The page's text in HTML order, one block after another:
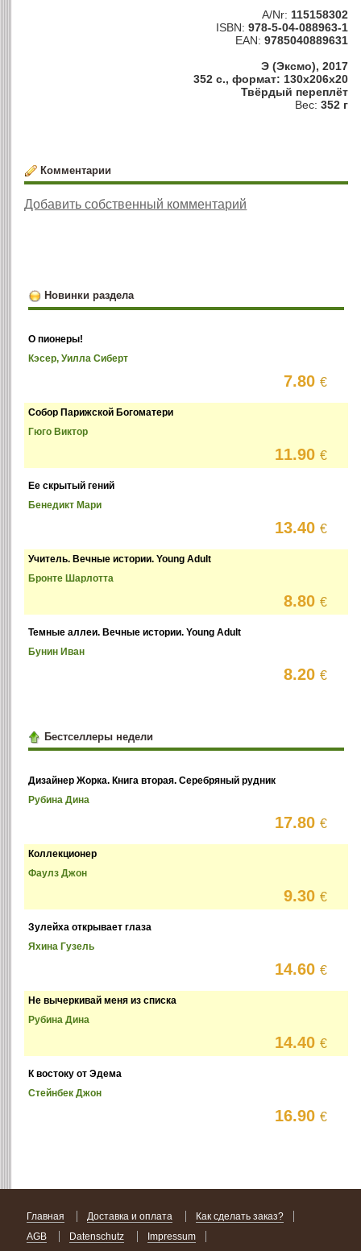
A/Nr: 115158302
ISBN: 978-5-04-088963-1
EAN: 9785040889631
Э (Эксмо), 2017
352 с., формат: 130x206x20
Твёрдый переплёт
Вес: 352 г
Комментарии
Добавить собственный комментарий
Новинки раздела
О пионеры!
Кэсер, Уилла Сиберт
7.80€
Собор Парижской Богоматери
Гюго Виктор
11.90€
Ее скрытый гений
Бенедикт Мари
13.40€
Учитель. Вечные истории. Young Adult
Бронте Шарлотта
8.80€
Темные аллеи. Вечные истории. Young Adult
Бунин Иван
8.20€
Бестселлеры недели
Дизайнер Жорка. Книга вторая. Серебряный рудник
Рубина Дина
17.80€
Коллекционер
Фаулз Джон
9.30€
Зулейха открывает глаза
Яхина Гузель
14.60€
Не вычеркивай меня из списка
Рубина Дина
14.40€
К востоку от Эдема
Стейнбек Джон
16.90€
Главная Доставка и оплата
Как сделать заказ?
AGB
Datenschutz Impressum